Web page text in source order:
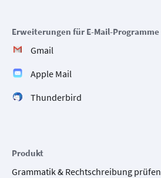
Erweiterungen für E-Mail-Programme
Gmail
Apple Mail
Thunderbird
Produkt
Grammatik & Rechtschreibung prüfen